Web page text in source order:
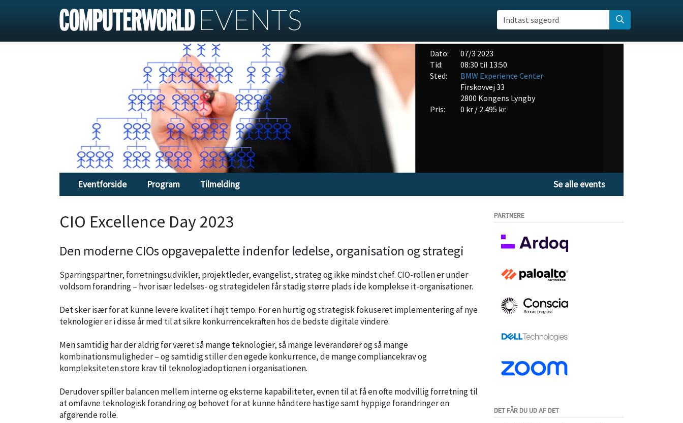
Indtast søgeord
Dato:
07/3 2023
Tid:
08:30 til 13:50
Sted:
BMW Experience Center
Firskovvej 33
2800 Kongens Lyngby
Pris:
0 kr / 2.495 kr.
Eventforside Program Tilmelding Se alle events
CIO Excellence Day 2023
Den moderne CIOs opgavepalette indenfor ledelse, organisation og strategi
Sparringspartner, forretningsudvikler, projektleder, evangelist, strateg og ikke mindst chef. CIO-rollen er under
voldsom forandring – hvor især ledelses- og strategidelen får stadig større plads i de komplekse it-organisationer.
Det sker især for at kunne levere kvalitet i højt tempo. For en hurtig og strategisk fokuseret implementering af nye
teknologier er i disse år med til at sikre konkurrencekraften hos de bedste digitale vindere.
Men samtidig har der aldrig før været så mange teknologier, så mange leverandører og så mange
kombinationsmuligheder – og samtidig stiller den øgede konkurrence, de mange compliancekrav og
kompleksiteten store krav til teknologiadoptionen i organisationen.
Derudover spiller balancen mellem interne og eksterne kapabiliteter, evnen til at få en ofte modvillig forretning til
at omfavne teknologisk forandring og behovet for at kunne håndtere hastige samt hyppige forandringer en
afgørende rolle.
PARTNERE
DET FÅR DU UD AF DET